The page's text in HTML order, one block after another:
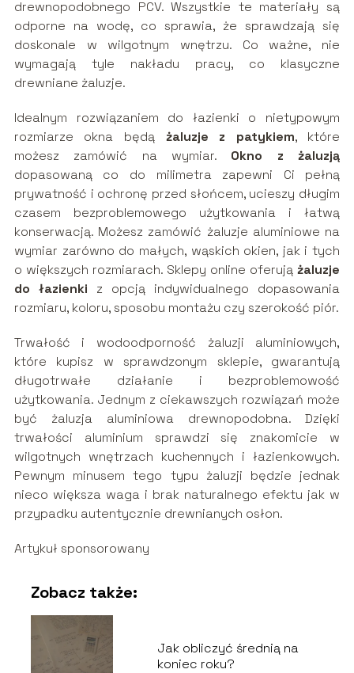
drewnopodobnego PCV. Wszystkie te materiały są
odporne na wodę, co sprawia, że sprawdzają się
doskonale w wilgotnym wnętrzu. Co ważne, nie
wymagają tyle nakładu pracy, co klasyczne
drewniane żaluzje.
Idealnym rozwiązaniem do łazienki o nietypowym
rozmiarze okna
będążaluzje z patykiem, które
możesz zamówić na wymiar. Okno z żaluzją
dopasowaną co do milimetra zapewni Ci pełną
prywatność i ochronę przed słońcem, ucieszy długim
czasem bezproblemowego użytkowania i łatwą
konserwacją. Możesz zamówić żaluzje aluminiowe na
wymiar zarówno do małych, wąskich okien, jak i tych
o większych rozmiarach. Sklepy online oferujążaluzje
do łazienki z opcją indywidualnego dopasowania
rozmiaru, koloru, sposobu montażu czy szerokość piór.
Trwałość i wodoodporność żaluzji aluminiowych,
które kupisz w sprawdzonym sklepie, gwarantują
długotrwałe działanie i bezproblemowość
użytkowania. Jednym z ciekawszych rozwiązań może
być żaluzja aluminiowa drewnopodobna. Dzięki
trwałości aluminium sprawdzi się znakomicie w
wilgotnych wnętrzach kuchennych i łazienkowych.
Pewnym minusem tego typu żaluzji będzie jednak
nieco większa waga i brak naturalnego efektu jak w
przypadku autentycznie drewnianych osłon.
Artykuł sponsorowany
Zobacz także:
Jak obliczyć średnią na
koniec roku?